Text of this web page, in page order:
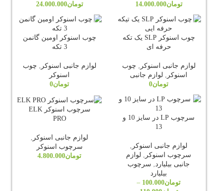
تومان14.000.000
تومان24.000.000
ناموجود
چوب اسنوکر SLP یک تکه
حرفه ای
لوازم جانبی اسنوکر , چوب
اسنوکر , لوازم جانبی
تومان0
ناموجود
چوب اسنوکر اومین گانمن
3 تکه
لوازم جانبی اسنوکر , چوب
اسنوکر
تومان0
سرچوب LP در سایز 10 و
13
لوازم جانبی اسنوکر ,
سرچوب اسنوکر , لوازم
جانبی بیلیارد, سرچوب
بیلیارد
تومان100.000
–
سرچوب اسنوکر ELK
PRO
لوازم جانبی اسنوکر
سرچوب اسنوکر
تومان4.800.000